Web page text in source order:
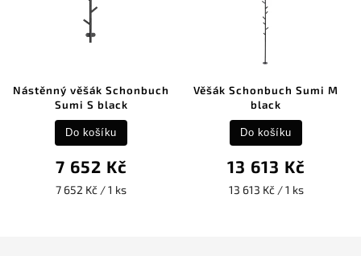
Nástěnný věšák Schonbuch
Sumi S black
7 652 Kč
7 652 Kč / 1 ks
Do košíku
Věšák Schonbuch Sumi M
black
13 613 Kč
13 613 Kč / 1 ks
Do košíku